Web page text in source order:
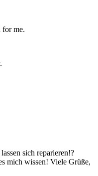
for me.
sich reparieren!?
mich wissen! Viele Grüße,